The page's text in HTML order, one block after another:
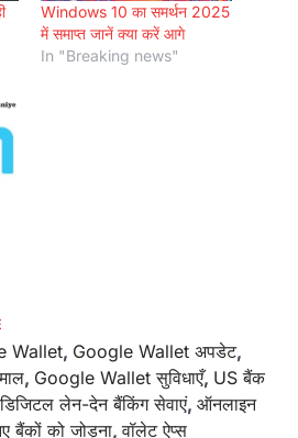
Windows 10 का समर्थन 2025
में समाप्त जानें क्या करें आगे
In "Breaking news"
Wallet, Google Wallet अपडेट,
, Google Wallet सुविधाएँ, US बैंक
लेन-देन बैंकिंग सेवाएं, ऑनलाइन
बैंकों को जोड़ना,वॉलेट ऐप्स